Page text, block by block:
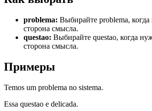
problema: Выбирайте problema,
сторона смысла.
questao: Выбирайте questao, когда
сторона смысла.
Примеры
Temos um problema no sistema.
Essa questao e delicada.